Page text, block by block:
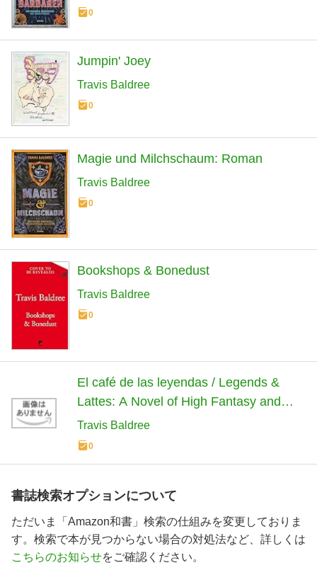
0
Jumpin' Joey
Travis Baldree
0
Magie und Milchschaum: Roman
Travis Baldree
0
Bookshops & Bonedust
Travis Baldree
0
El café de las leyendas / Legends &
Lattes: A Novel of High Fantasy and
Low Stakes
Travis Baldree
0
書誌検索オプションについて
ただいま「Amazon和書」検索の仕組みを変更しておりま
す。検索で本が見つからない場合の対処法など、詳しくは
こちらのお知らせをご確認ください。